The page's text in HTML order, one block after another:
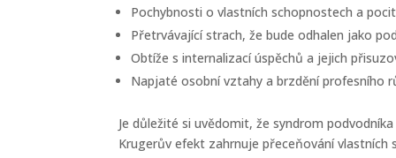
Pochybnosti o vlastních schopnostech a
Přetrvávající strach, že bude odhalen jako
Obtíže s internalizací úspěchů a jejich
Napjaté osobní vztahy a brzdění profesního
Je důležité si uvědomit, že syndrom
Krugerův efekt zahrnuje přeceňování